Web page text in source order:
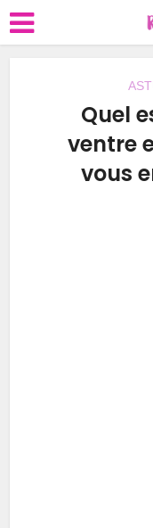
Quel
ventre
vous